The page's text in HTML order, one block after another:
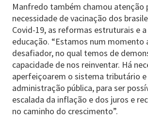
Manfredo também chamou atenção
necessidade de vacinação dos
Covid-19, as reformas estruturais e
educação. “Estamos num momento
desafiador, no qual temos de
capacidade de nos reinventar. Há
aperfeiçoarem o sistema tributário e
administração pública, para ser
escalada da inflação e dos juros e
no caminho do crescimento”.